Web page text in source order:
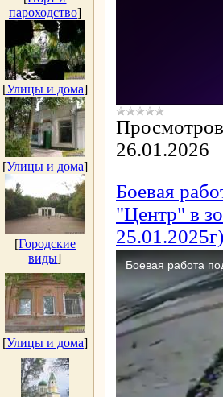
пароходство]
[Улицы и дома]
[Улицы и дома]
[Городские
виды]
[Улицы и дома]
26.01.2026
Боевая
"Центр" в
25.01.2025г)